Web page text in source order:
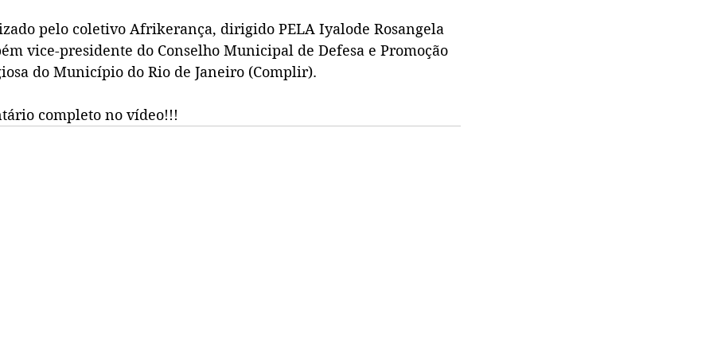
pelo coletivo Afrikerança, dirigido PELA Iyalode Rosangela
vice-presidente do Conselho Municipal de Defesa e Promoção
do Município do Rio de Janeiro (Complir).
completo no vídeo!!!